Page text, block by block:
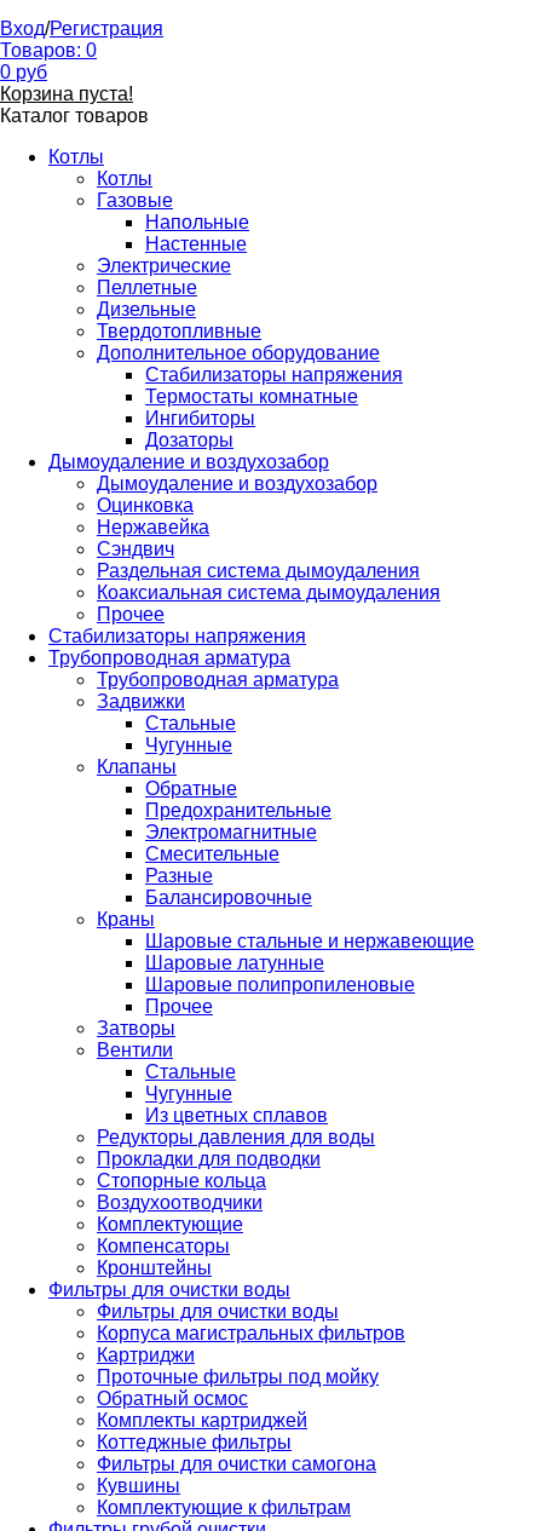
Вход/Регистрация
Товаров: 0
0 руб
Корзина пуста!
Каталог товаров
Котлы
Котлы
Газовые
Напольные
Настенные
Электрические
Пеллетные
Дизельные
Твердотопливные
Дополнительное оборудование
Стабилизаторы напряжения
Термостаты комнатные
Ингибиторы
Дозаторы
Дымоудаление и воздухозабор
Дымоудаление и воздухозабор
Оцинковка
Нержавейка
Сэндвич
Раздельная система дымоудаления
Коаксиальная система дымоудаления
Прочее
Стабилизаторы напряжения
Трубопроводная арматура
Трубопроводная арматура
Задвижки
Стальные
Чугунные
Клапаны
Обратные
Предохранительные
Электромагнитные
Смесительные
Разные
Балансировочные
Краны
Шаровые стальные и нержавеющие
Шаровые латунные
Шаровые полипропиленовые
Прочее
Затворы
Вентили
Стальные
Чугунные
Из цветных сплавов
Редукторы давления для воды
Прокладки для подводки
Стопорные кольца
Воздухоотводчики
Комплектующие
Компенсаторы
Кронштейны
Фильтры для очистки воды
Фильтры для очистки воды
Корпуса магистральных фильтров
Картриджи
Проточные фильтры под мойку
Обратный осмос
Комплекты картриджей
Коттеджные фильтры
Фильтры для очистки самогона
Кувшины
Комплектующие к фильтрам